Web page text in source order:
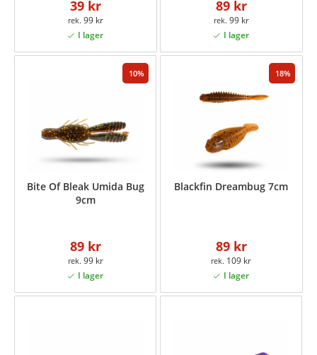
39 kr
99 kr
89 kr
99 kr
10
Bite Of Bleak Umida Bug
9cm
89 kr
99 kr
18
Blackfin Dreambug 7cm
89 kr
109 kr